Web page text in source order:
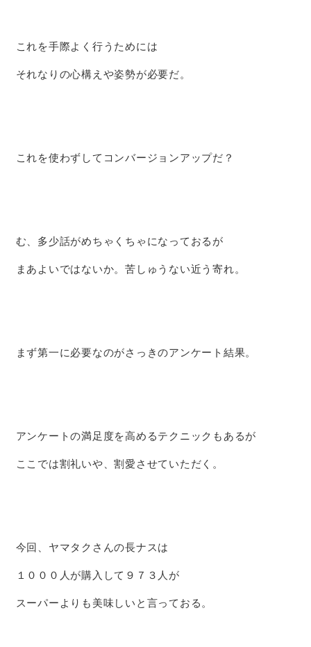
これを手際よく行うためには
それなりの心構えや姿勢が必要だ。
これを使わずしてコンバージョンアップだ？
む、多少話がめちゃくちゃになっておるが
まあよいではないか。苦しゅうない近う寄れ。
まず第一に必要なのがさっきのアンケート結果。
アンケートの満足度を高めるテクニックもあるが
ここでは割礼いや、割愛させていただく。
今回、ヤマタクさんの長ナスは
１０００人が購入して９７３人が
スーパーよりも美味しいと言っておる。